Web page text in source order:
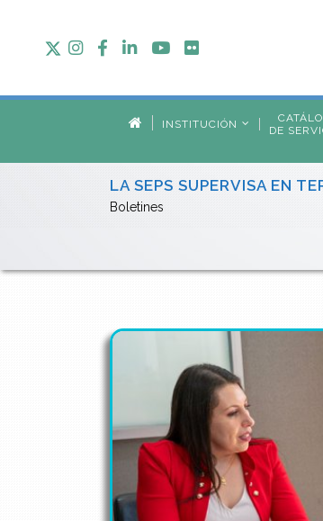
INSTITUCIÓN
DE
LA SEPS SUPERVISA EN
Boletines